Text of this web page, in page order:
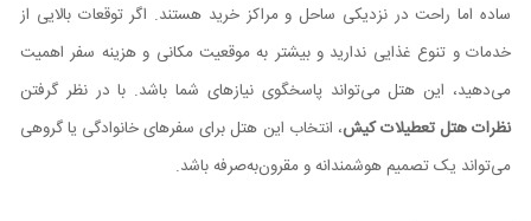
ساده اما راحت در نزدیکی ساحل و مراکز خرید هستند. اگر توقعات بالایی از
خدمات و تنوع غذایی ندارید و بیشتر به موقعیت مکانی و هزینه سفر اهمیت
می‌دهید، این هتل می‌تواند پاسخگوی نیازهای شما باشد. با در نظر گرفتن
نظرات هتل تعطیلات کیش، انتخاب این هتل برای سفرهای خانوادگی یا گروهی
می‌تواند یک تصمیم هوشمندانه و مقرون‌به‌صرفه باشد.